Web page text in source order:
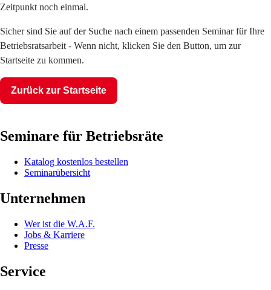
Zeitpunkt noch einmal.
Sicher sind Sie auf der Suche nach einem passenden Seminar für Ihre
Betriebsratsarbeit - Wenn nicht, klicken Sie den Button, um zur
Startseite zu kommen.
Zurück zur Startseite
Seminare für Betriebsräte
Katalog kostenlos bestellen
Seminarübersicht
Unternehmen
Wer ist die W.A.F.
Jobs & Karriere
Presse
Service